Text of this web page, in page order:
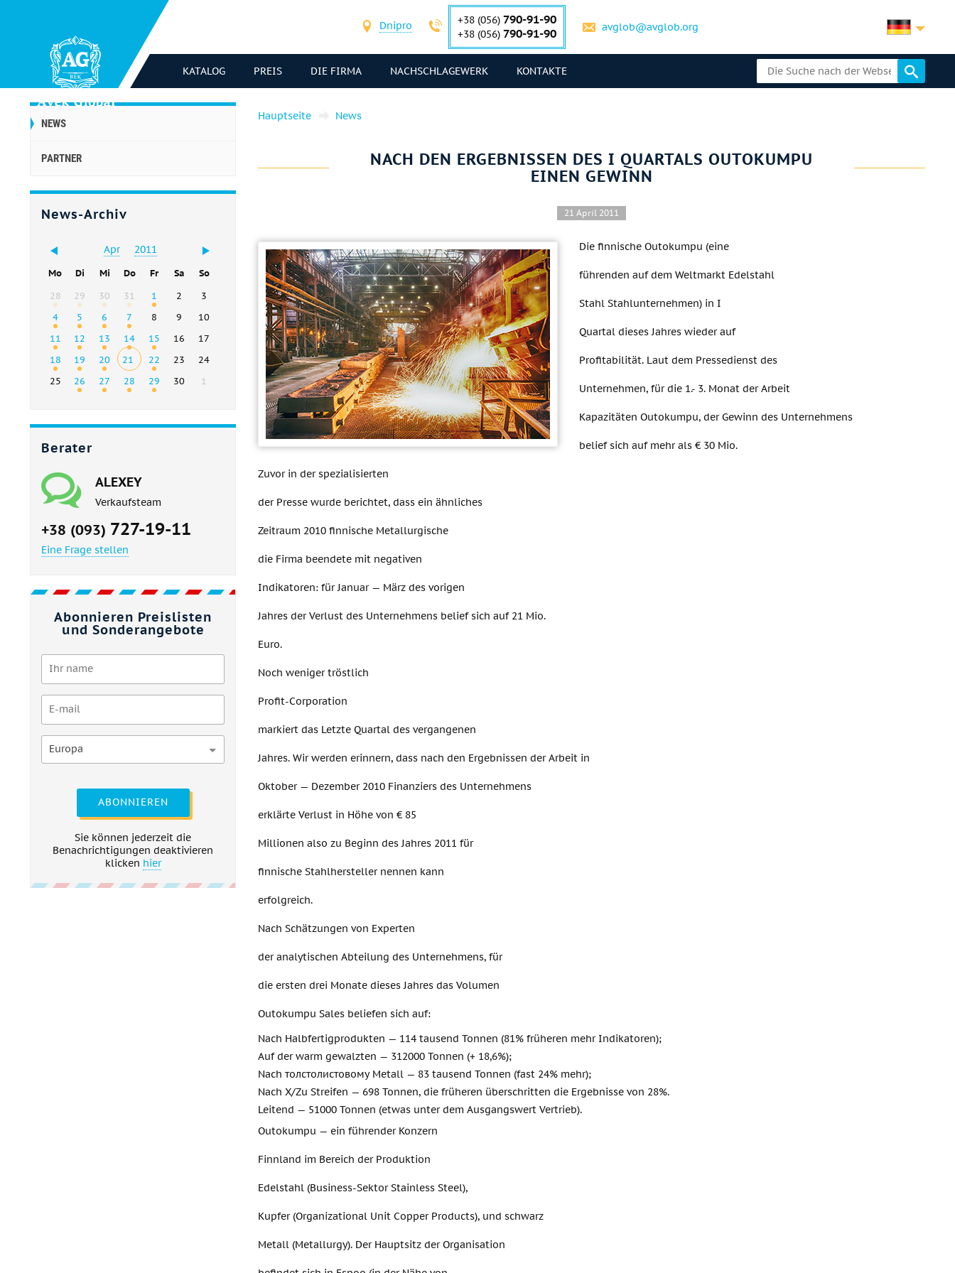
Dnipro +38 (056) 790-91-90
+38 (056) 790-91-90 avglob@avglob.org
KATALOG PREIS DIE FIRMA NACHSCHLAGEWERK KONTAKTE
NEWS
PARTNER
News-Archiv
Apr 2011
Mo Di Mi Do Fr Sa
So
28
29 30 31 1 2
3
4
5 6 7 8 9
10
11
12 13 14 15 16
17
18
19 20 21 22 23
24
25
26 27 28 29 30 1
Berater
ALEXEY
Verkaufsteam
+38 (093) 727-19-11
Eine Frage stellen
Abonnieren Preislisten
und Sonderangebote
Europa
ABONNIEREN
Sie können jederzeit die
Benachrichtigungen deaktivieren
klicken hier
Hauptseite News
NACH DEN ERGEBNISSEN DES I QUARTALS OUTOKUMPU
EINEN GEWINN
21 April 2011
Die finnische Outokumpu (eine
führenden auf dem Weltmarkt Edelstahl
Stahl Stahlunternehmen) in I
Quartal dieses Jahres wieder auf
Profitabilität. Laut dem Pressedienst des
Unternehmen, für die 1.- 3. Monat der Arbeit
Kapazitäten Outokumpu, der Gewinn des Unternehmens
belief sich auf mehr als € 30 Mio.
Zuvor in der spezialisierten
der Presse wurde berichtet, dass ein ähnliches
Zeitraum 2010 finnische Metallurgische
die Firma beendete mit negativen
Indikatoren: für Januar — März des vorigen
Jahres der Verlust des Unternehmens belief sich auf 21 Mio.
Euro.
Noch weniger tröstlich
Profit-Corporation
markiert das Letzte Quartal des vergangenen
Jahres. Wir werden erinnern, dass nach den Ergebnissen der Arbeit in
Oktober — Dezember 2010 Finanziers des Unternehmens
erklärte Verlust in Höhe von € 85
Millionen also zu Beginn des Jahres 2011 für
finnische Stahlhersteller nennen kann
erfolgreich.
Nach Schätzungen von Experten
der analytischen Abteilung des Unternehmens, für
die ersten drei Monate dieses Jahres das Volumen
Outokumpu Sales beliefen sich auf:
Nach Halbfertigprodukten — 114 tausend Tonnen (81% früheren mehr Indikatoren);
Auf der warm gewalzten — 312000 Tonnen (+ 18,6%);
Nach толстолистовому Metall — 83 tausend Tonnen (fast 24% mehr);
Nach X/Zu Streifen — 698 Tonnen, die früheren überschritten die Ergebnisse von 28%.
Leitend — 51000 Tonnen (etwas unter dem Ausgangswert Vertrieb).
Outokumpu — ein führender Konzern
Finnland im Bereich der Produktion
Edelstahl (Business-Sektor Stainless Steel),
Kupfer (Organizational Unit Copper Products), und schwarz
Metall (Metallurgy). Der Hauptsitz der Organisation